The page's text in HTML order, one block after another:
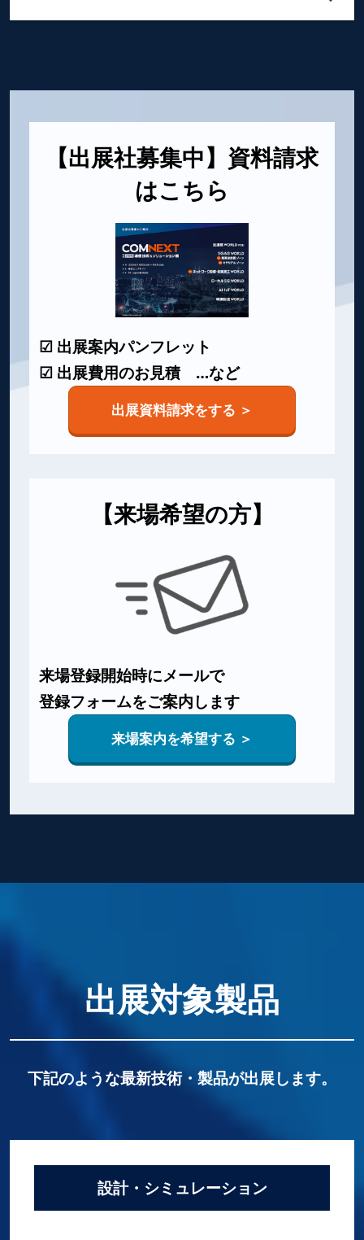
【出展社募集中】資料請求
はこちら
☑ 出展案内パンフレット
☑ 出展費用のお見積 …など
出展資料請求をする ＞
【来場希望の方】
来場登録開始時にメールで
登録フォームをご案内します
来場案内を希望する ＞
出展対象製品
下記のような最新技術・製品が出展します。
設計・シミュレーション